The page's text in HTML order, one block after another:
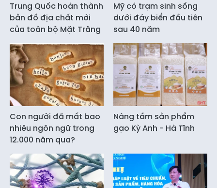
Trung Quốc hoàn thành
bản đồ địa chất mới
của toàn bộ Mặt Trăng
Mỹ có trạm sinh sống
dưới đáy biển đầu tiên
sau 40 năm
Con người đã mất bao
nhiêu ngôn ngữ trong
12.000 năm qua?
Nâng tầm sản phẩm
gạo Kỳ Anh - Hà Tĩnh